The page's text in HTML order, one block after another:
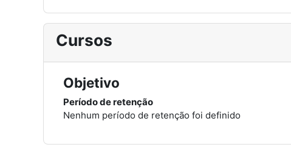
Cursos
Objetivo
Período de retenção
Nenhum período de retenção foi definido